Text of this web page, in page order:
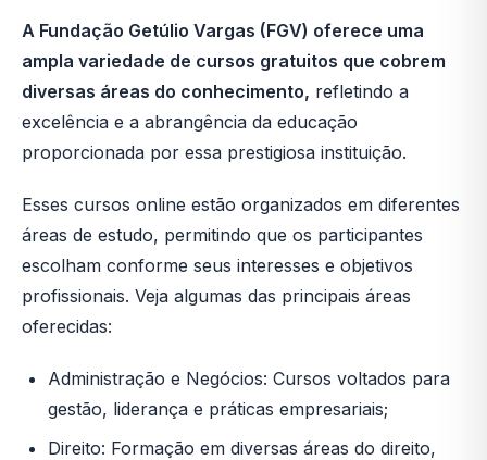
A Fundação Getúlio Vargas (FGV) oferece uma
ampla variedade de cursos gratuitos que cobrem
diversas áreas do conhecimento, refletindo a
excelência e a abrangência da educação
proporcionada por essa prestigiosa instituição.
Esses cursos online estão organizados em diferentes
áreas de estudo, permitindo que os participantes
escolham conforme seus interesses e objetivos
profissionais. Veja algumas das principais áreas
oferecidas:
Administração e Negócios: Cursos voltados para
gestão, liderança e práticas empresariais;
Direito: Formação em diversas áreas do direito,